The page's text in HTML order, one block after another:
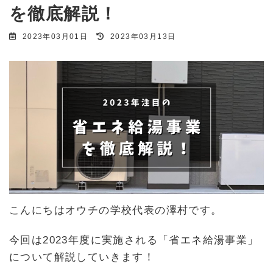
を徹底解説！
2023年03月01日
最
更
時
2023年03月13日
こんにちはオウチの学校代表の澤村です。
今回は2023年度に実施される「省エネ給湯事業」
について解説していきます！